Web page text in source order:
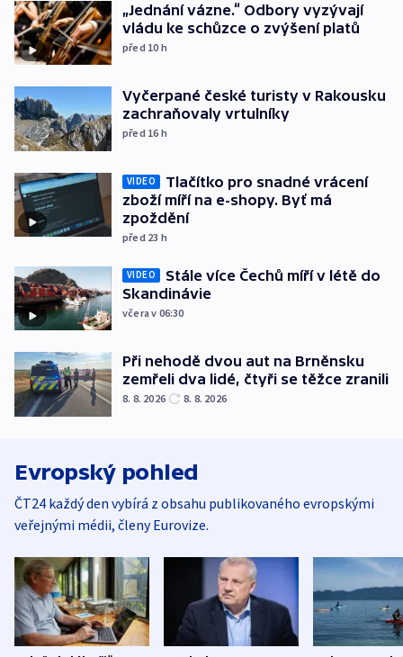
„Jednání vázne.“ Odbory vyzývají
vládu ke schůzce o zvýšení platů
před 10 h
Vyčerpané české turisty v Rakousku
zachraňovaly vrtulníky
před 16 h
VIDEO
Tlačítko pro snadné vrácení
zboží míří na e-shopy. Byť má
zpoždění
před 23 h
VIDEO
Stále více Čechů míří v létě do
Skandinávie
včera v 06:30
Při nehodě dvou aut na Brněnsku
zemřeli dva lidé, čtyři se těžce zranili
8. 8. 2026 8. 8. 2026
Evropský pohled
ČT24 každý den vybírá z obsahu publikovaného evropskými
veřejnými médii, členy Eurovize.